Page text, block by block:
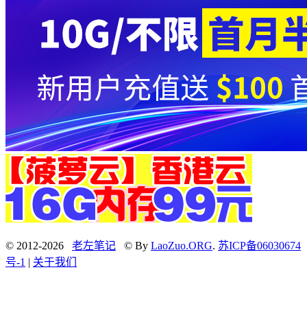
© 2012-2026 老左笔记 © By LaoZuo.ORG. 苏ICP备06030674
号-1 | 关于我们